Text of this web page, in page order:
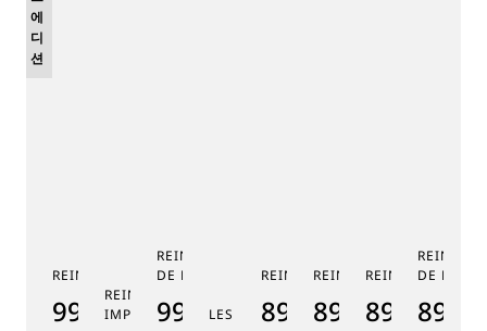
REINE DE NAPLES 9915
9915BB/58/964
에
디
션
REINE DE NAPLES PERLES
IMPÉRIALES
REINE DE NAPLES PHASE
DE LUNE 9935
9935BH/4Y/J40
LES JARDINS DU PETIT TRIANON
REINE DE NAPLES 8925
8925BH/5W/J40
REINE DE NAPLES 8918
8918BB/5D/
REINE DE
8938BB/
REINE
DE LUNE